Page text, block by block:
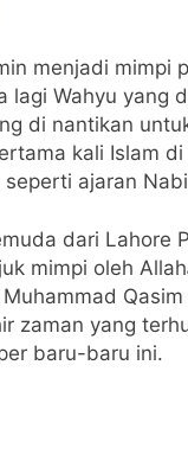
menjadi mimpi
di nantikan
kali Islam
dari Lahore
zaman yang
baru-baru ini.